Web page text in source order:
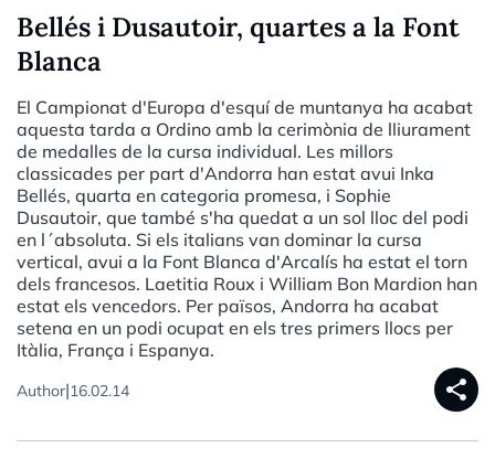
Bellés i Dusautoir, quartes a la Font
Blanca
El Campionat d'Europa d'esquí de muntanya ha acabat
aquesta tarda a Ordino amb la cerimònia de lliurament
de medalles de la cursa individual. Les millors
classicades per part d'Andorra han estat avui Inka
Bellés, quarta en categoria promesa, i Sophie
Dusautoir, que també s'ha quedat a un sol lloc del podi
en l´absoluta. Si els italians van dominar la cursa
vertical, avui a la Font Blanca d'Arcalís ha estat el torn
dels francesos. Laetitia Roux i William Bon Mardion han
estat els vencedors. Per països, Andorra ha acabat
setena en un podi ocupat en els tres primers llocs per
Itàlia, França i Espanya.
Author|16.02.14 share